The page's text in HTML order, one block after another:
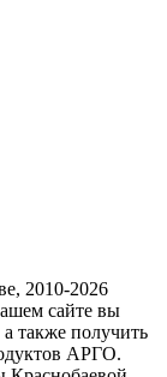
2010-2026
сайте вы
также получить
АРГО.